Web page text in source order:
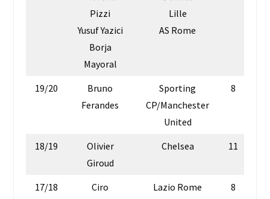
Pizzi
Yusuf Yazici
Borja
Mayoral
Lille
AS Rome
19/20
Bruno
Ferandes
Sporting
CP/Manchester
United
8
18/19
Olivier
Giroud
Chelsea 11
17/18
Ciro
Lazio Rome
8